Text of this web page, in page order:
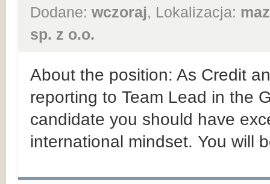
Dodane: wczoraj, Lokalizacja:
sp. z o.o.
About the position: As Credit
reporting to Team Lead in the
candidate you should have
international mindset. You will